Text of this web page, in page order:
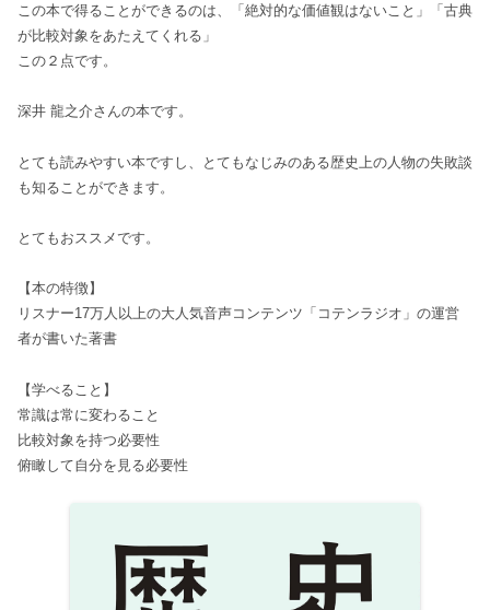
この本で得ることができるのは、「絶対的な価値観はないこと」「古典
が比較対象をあたえてくれる」
この２点です。
深井 龍之介さんの本です。
とても読みやすい本ですし、とてもなじみのある歴史上の人物の失敗談
も知ることができます。
とてもおススメです。
【本の特徴】
リスナー17万人以上の大人気音声コンテンツ「コテンラジオ」の運営
者が書いた著書
【学べること】
常識は常に変わること
比較対象を持つ必要性
俯瞰して自分を見る必要性